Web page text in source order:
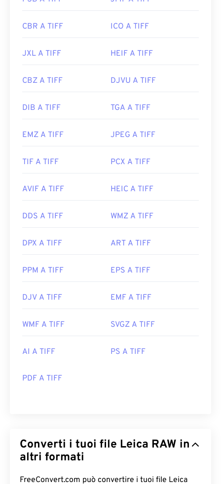
CBR A TIFF ICO A TIFF
JXL A TIFF HEIF A TIFF
CBZ A TIFF DJVU A TIFF
DIB A TIFF TGA A TIFF
EMZ A TIFF JPEG A TIFF
TIF A TIFF PCX A TIFF
AVIF A TIFF HEIC A TIFF
DDS A TIFF WMZ A TIFF
DPX A TIFF ART A TIFF
PPM A TIFF EPS A TIFF
DJV A TIFF EMF A TIFF
WMF A TIFF SVGZ A TIFF
AI A TIFF PS A TIFF
PDF A TIFF
Converti i tuoi file Leica RAW in
altri formati
FreeConvert.com può convertire i tuoi file Leica